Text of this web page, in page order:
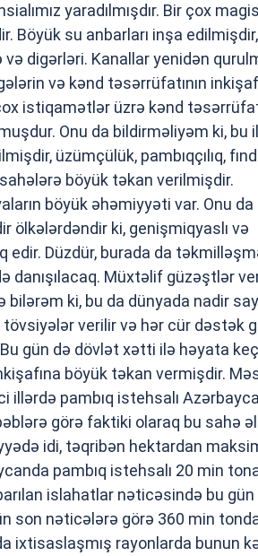
yaradılmışdır. Bir çox
Böyük su anbarları inşa
digərləri. Kanallar yenidən
və kənd təsərrüfatının
istiqamətlər üzrə kənd
Onu da bildirməliyəm ki, bu
üzümçülük, pambıqçılıq,
böyük təkan verilmişdir.
böyük əhəmiyyəti var. Onu da
ölkələrdəndir ki, genişmiqyaslı və
Düzdür, burada da
danışılacaq. Müxtəlif güzəştlər
ki, bu da dünyada nadir
verilir və hər cür dəstək
gün də dövlət xətti ilə həyata
böyük təkan vermişdir.
illərdə pambıq istehsalı
görə faktiki olaraq bu sahə
idi, təqribən hektardan
pambıq istehsalı 20 min
islahatlar nəticəsində bu gün
son nəticələrə görə 360 min
ixtisaslaşmış rayonlarda bunun